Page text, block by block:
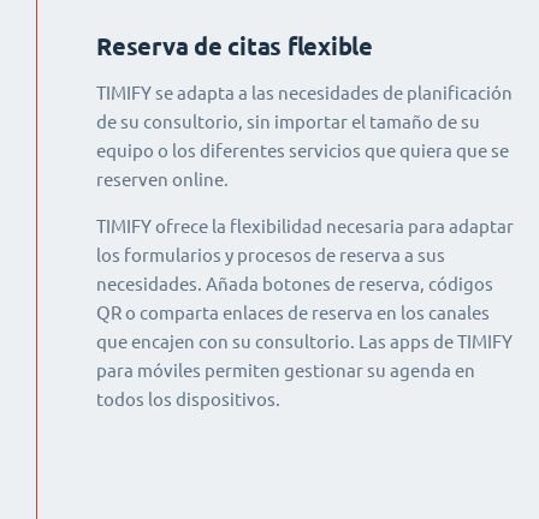
Reserva de citas flexible
TIMIFY se adapta a las necesidades de planificación
de su consultorio, sin importar el tamaño de su
equipo o los diferentes servicios que quiera que se
reserven online.
TIMIFY ofrece la flexibilidad necesaria para adaptar
los formularios y procesos de reserva a sus
necesidades. Añada botones de reserva, códigos
QR o comparta enlaces de reserva en los canales
que encajen con su consultorio. Las apps de TIMIFY
para móviles permiten gestionar su agenda en
todos los dispositivos.